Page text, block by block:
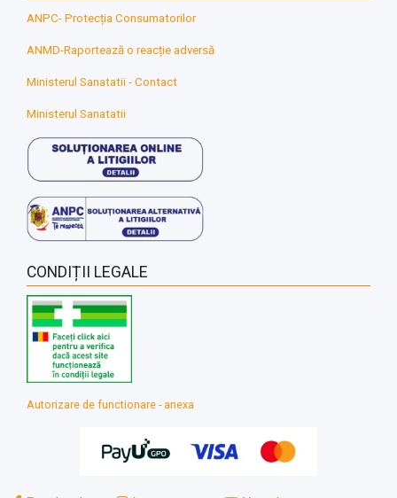
ANPC- Protecția Consumatorilor
ANMD-Raportează o reacție adversă
Ministerul Sanatatii - Contact
Ministerul Sanatatii
CONDIȚII LEGALE
Autorizare de functionare - anexa